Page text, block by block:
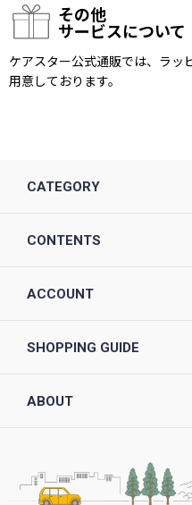
その他
サービスについて
ケアスター公式通販では、ラッ
用意しております。
CATEGORY
CONTENTS
ACCOUNT
SHOPPING GUIDE
ABOUT